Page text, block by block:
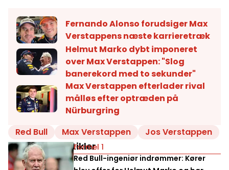
Fernando Alonso forudsiger Max
Verstappens næste karrieretræk
Helmut Marko dybt imponeret
over Max Verstappen: "Slog
banerekord med to sekunder"
Max Verstappen efterlader rival
målløs efter optræden på
Nürburgring
Red Bull
Max Verstappen Jos Verstappen
Relaterede artikler
Formel 1
Red Bull-ingeniør indrømmer: Kører